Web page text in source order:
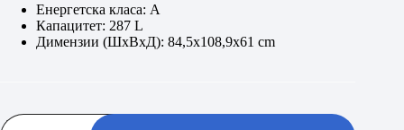
14.990 ден.
13.990 ден.
Енергетска класа: A
Капацитет: 287 L
Димензии (ШхВxД): 84,5х108,9х61 cm
FUEGO